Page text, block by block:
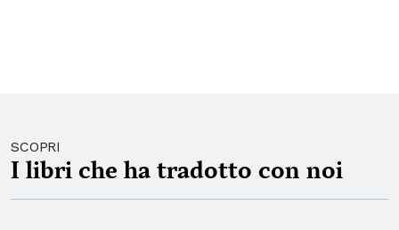
SCOPRI
I libri che ha tradotto con noi